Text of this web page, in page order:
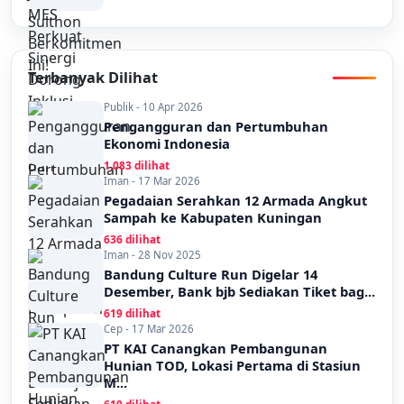
Terbanyak Dilihat
Publik - 10 Apr 2026
Pengangguran dan Pertumbuhan
Ekonomi Indonesia
1,083 dilihat
Iman - 17 Mar 2026
Pegadaian Serahkan 12 Armada Angkut
Sampah ke Kabupaten Kuningan
636 dilihat
Iman - 28 Nov 2025
Bandung Culture Run Digelar 14
Desember, Bank bjb Sediakan Tiket bag...
619 dilihat
Cep - 17 Mar 2026
PT KAI Canangkan Pembangunan
Hunian TOD, Lokasi Pertama di Stasiun
M...